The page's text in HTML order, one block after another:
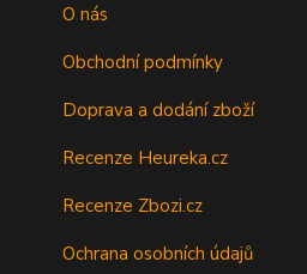
O nás
Obchodní podmínky
Doprava a dodání zboží
Recenze Heureka.cz
Recenze Zbozi.cz
Ochrana osobních údajů